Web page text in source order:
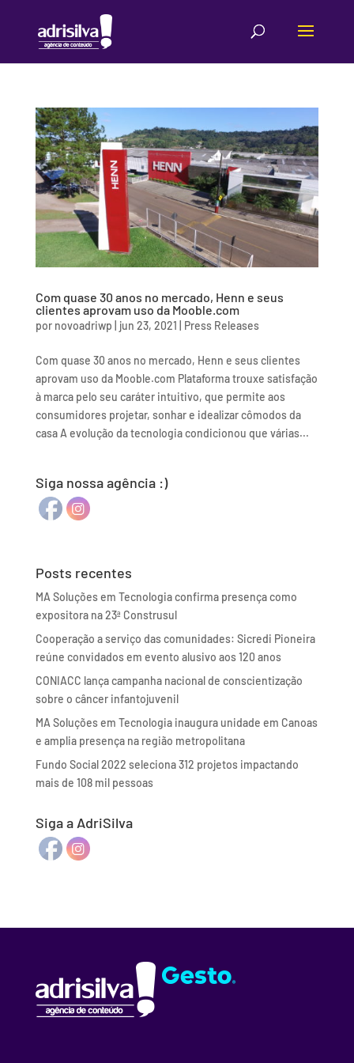
Com quase 30 anos no mercado, Henn e seus
clientes aprovam uso da Mooble.com
por novoadriwp jun 23, 2021 Press Releases
Com quase 30 anos no mercado, Henn e seus clientes
aprovam uso da Mooble.com Plataforma trouxe satisfação
à marca pelo seu caráter intuitivo, que permite aos
consumidores projetar, sonhar e idealizar cômodos da
casa A evolução da tecnologia condicionou que várias...
Siga nossa agência :)
Posts recentes
MA Soluções em Tecnologia confirma presença como
expositora na 23ª Construsul
Cooperação a serviço das comunidades: Sicredi Pioneira
reúne convidados em evento alusivo aos 120 anos
CONIACC lança campanha nacional de conscientização
sobre o câncer infantojuvenil
MA Soluções em Tecnologia inaugura unidade em Canoas
e amplia presença na região metropolitana
Fundo Social 2022 seleciona 312 projetos impactando
mais de 108 mil pessoas
Siga a AdriSilva